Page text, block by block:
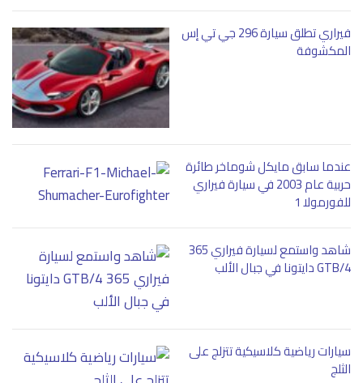
فيراري تطلق سيارة 296 جي تي إس
المكشوفة
عندما سابق مايكل شوماخر طائرة
حربية عام 2003 في سيارة فيراري
للفورمولا 1
شاهد واستمع لسيارة فيراري 365
GTB/4 دايتونا في جبال الألب
سيارات رياضية كلاسيكية تتزلج على
الثلج